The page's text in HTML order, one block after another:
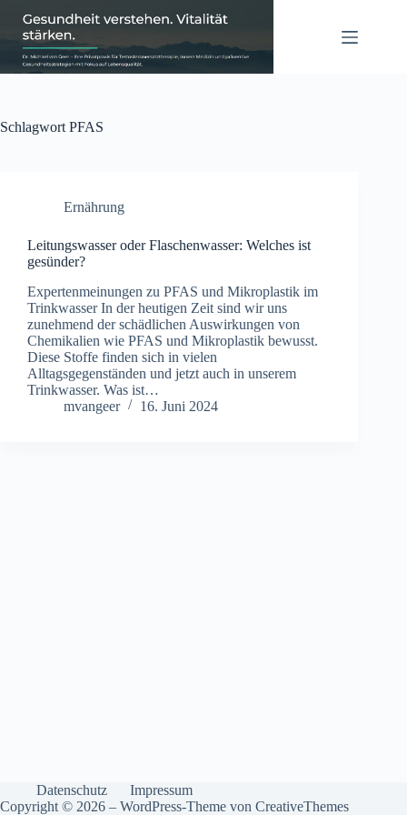
Inhalt
springen
Schlagwort PFAS
Ernährung
Leitungswasser oder Flaschenwasser: Welches ist
gesünder?
Expertenmeinungen zu PFAS und Mikroplastik im
Trinkwasser In der heutigen Zeit sind wir uns
zunehmend der schädlichen Auswirkungen von
Chemikalien wie PFAS und Mikroplastik bewusst.
Diese Stoffe finden sich in vielen
Alltagsgegenständen und jetzt auch in unserem
Trinkwasser. Was ist…
mvangeer
16. Juni 2024
Datenschutz
Impressum
Copyright © 2026 – WordPress-Theme von CreativeThemes